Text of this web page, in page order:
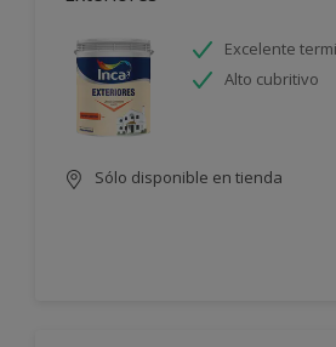
Excelente
Alto cubritivo
Sólo disponible en tienda